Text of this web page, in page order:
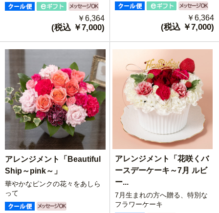
￥6,364
(税込 ￥7,000)
￥6,364
(税込 ￥7,000)
アレンジメント「Beautiful
Ship～pink～」
華やかなピンクの花々をあしら
って
アレンジメント「花咲くバ
ースデーケーキ～7月 ルビ
ー...
7月生まれの方へ贈る、特別な
フラワーケーキ